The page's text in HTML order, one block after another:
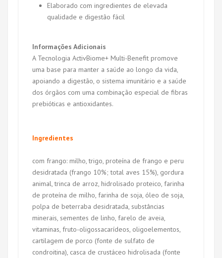
Elaborado com ingredientes de elevada
qualidade e digestão fácil
Informações Adicionais
A Tecnologia ActivBiome+ Multi-Benefit promove
uma base para manter a saúde ao longo da vida,
apoiando a digestão, o sistema imunitário e a saúde
dos órgãos com uma combinação especial de fibras
prebióticas e antioxidantes.
Ingredientes
com frango: milho, trigo, proteína de frango e peru
desidratada (frango 10%; total aves 15%), gordura
animal, trinca de arroz, hidrolisado proteico, farinha
de proteína de milho, farinha de soja, óleo de soja,
polpa de beterraba desidratada, substâncias
minerais, sementes de linho, farelo de aveia,
vitaminas, fruto-oligossacarídeos, oligoelementos,
cartilagem de porco (fonte de sulfato de
condroitina), casca de crustáceo hidrolisada (fonte